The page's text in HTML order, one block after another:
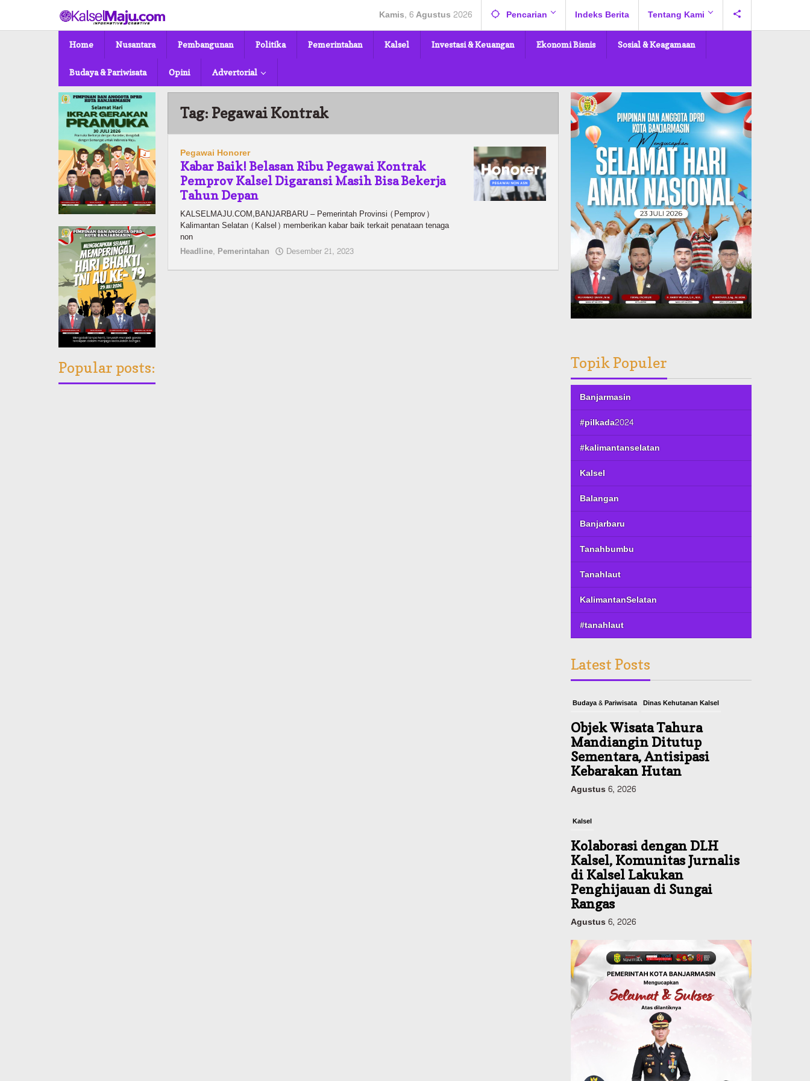
konten
Kamis, 6 Agustus 2026 Pencarian Indeks Berita Tentang Kami
Home Nusantara Pembangunan Politika Pemerintahan Kalsel Investasi & Keuangan Ekonomi Bisnis Sosial & Keagamaan
Budaya & Pariwisata Opini Advertorial
Popular posts:
Tag:Pegawai Kontrak
Pegawai Honorer
Kabar Baik! Belasan Ribu Pegawai Kontrak
Pemprov Kalsel Digaransi Masih Bisa Bekerja
Tahun Depan
KALSELMAJU.COM,BANJARBARU – Pemerintah Provinsi (Pemprov)
Kalimantan Selatan (Kalsel) memberikan kabar baik terkait penataan tenaga
non
Headline, Pemerintahan Desember 21, 2023
Pimred
Topik Populer
Banjarmasin
#pilkada2024
#kalimantanselatan
Kalsel
Balangan
Banjarbaru
Tanahbumbu
Tanahlaut
KalimantanSelatan
#tanahlaut
Latest Posts
Budaya & Pariwisata Dinas Kehutanan Kalsel
Objek Wisata Tahura
Mandiangin Ditutup
Sementara, Antisipasi
Kebarakan Hutan
Agustus 6, 2026
Kalsel
Kolaborasi dengan DLH
Kalsel, Komunitas Jurnalis
di Kalsel Lakukan
Penghijauan di Sungai
Rangas
Agustus 6, 2026
Headline Pemerintahan
Sejumlah Lahan Pertanian
Alami Kekeringan Imbas
Kemaru, Stok Pangan di
Kalsel Aman?
Pemkab Balangan